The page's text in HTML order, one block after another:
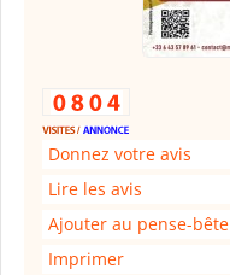
Donnez votre avis
Lire les avis
Ajouter au pense-bête
Imprimer